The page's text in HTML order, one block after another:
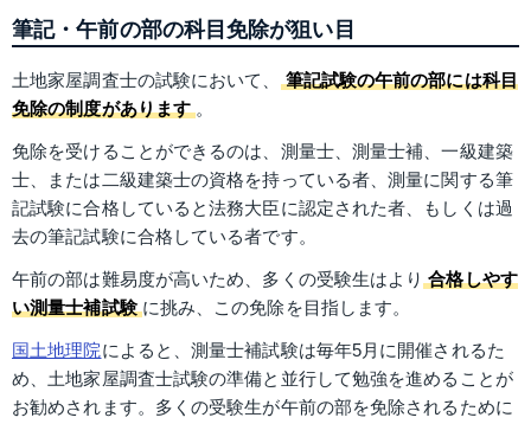
筆記・午前の部の科目免除が狙い目
土地家屋調査士の試験において、
筆記試験の午前の部には科目
免除の制度があります 。
免除を受けることができるのは、測量士、測量士補、一級建築
士、または二級建築士の資格を持っている者、測量に関する筆
記試験に合格していると法務大臣に認定された者、もしくは過
去の筆記試験に合格している者です。
午前の部は難易度が高いため、多くの受験生はより 合格しやす
い測量士補試験 に挑み、この免除を目指します。
国土地理院によると、測量士補試験は毎年5月に開催されるた
め、土地家屋調査士試験の準備と並行して勉強を進めることが
お勧めされます。多くの受験生が午前の部を免除されるために